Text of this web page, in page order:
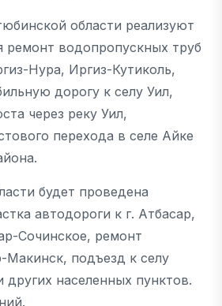
области реализуют
ремонт водопропускных труб
Нура, Иргиз-Кутиколь,
дорогу к селу Уил,
через реку Уил,
перехода в селе Айке
будет проведена
автодороги к г. Атбасар,
Сочинское, ремонт
подъезд к селу
населенных пунктов.